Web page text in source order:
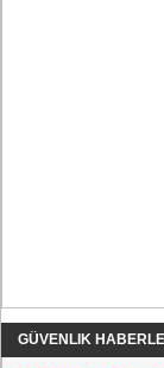
GÜVENLIK